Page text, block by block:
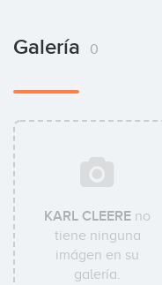
Galería 0
KARL CLEERE no
tiene ninguna
imágen en su
galería.